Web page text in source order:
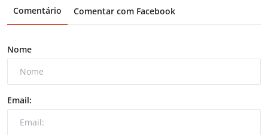
Comentário Comentar com Facebook
Nome
Email: